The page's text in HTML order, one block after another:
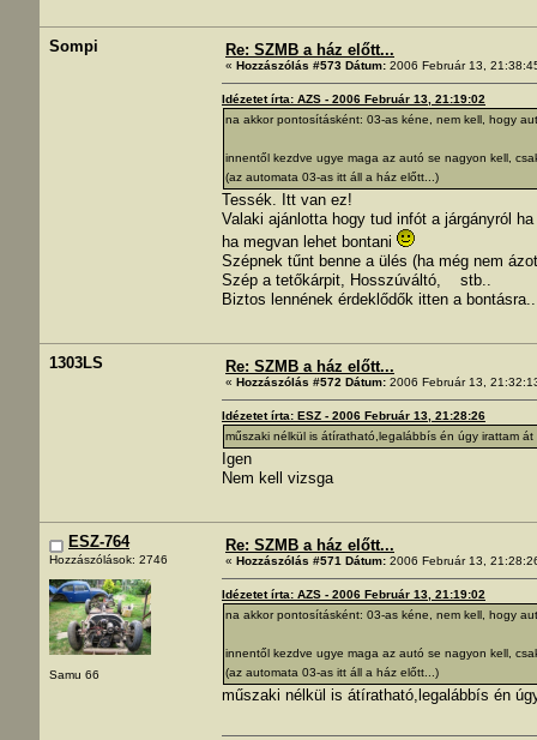
Sompi Re: SZMB a ház előtt...
« Hozzászólás #573 Dátum: 2006 Február 13,
Idézetet írta: AZS - 2006 Február 13, 21:19:02
na akkor pontosításként: 03-as kéne, nem kell, hogy
innentől kezdve ugye maga az autó se nagyon kell,
(az automata 03-as itt áll a ház előtt...)
Tessék. Itt van ez!
Valaki ajánlotta hogy tud infót a járgányról
ha megvan lehet bontani
Szépnek tűnt benne a ülés (ha még nem
Szép a tetőkárpit, Hosszúváltó, stb..
Biztos lennének érdeklődők itten a
1303LS Re: SZMB a ház előtt...
« Hozzászólás #572 Dátum: 2006 Február 13,
Idézetet írta: ESZ - 2006 Február 13, 21:28:26
műszaki nélkül is átíratható,legalábbís én úgy irattam át
Igen
Nem kell vizsga
ESZ-764
Hozzászólások: 2746
Samu 66
Re: SZMB a ház előtt...
« Hozzászólás #571 Dátum: 2006 Február 13,
Idézetet írta: AZS - 2006 Február 13, 21:19:02
na akkor pontosításként: 03-as kéne, nem kell, hogy
innentől kezdve ugye maga az autó se nagyon kell,
(az automata 03-as itt áll a ház előtt...)
műszaki nélkül is átíratható,legalábbís én